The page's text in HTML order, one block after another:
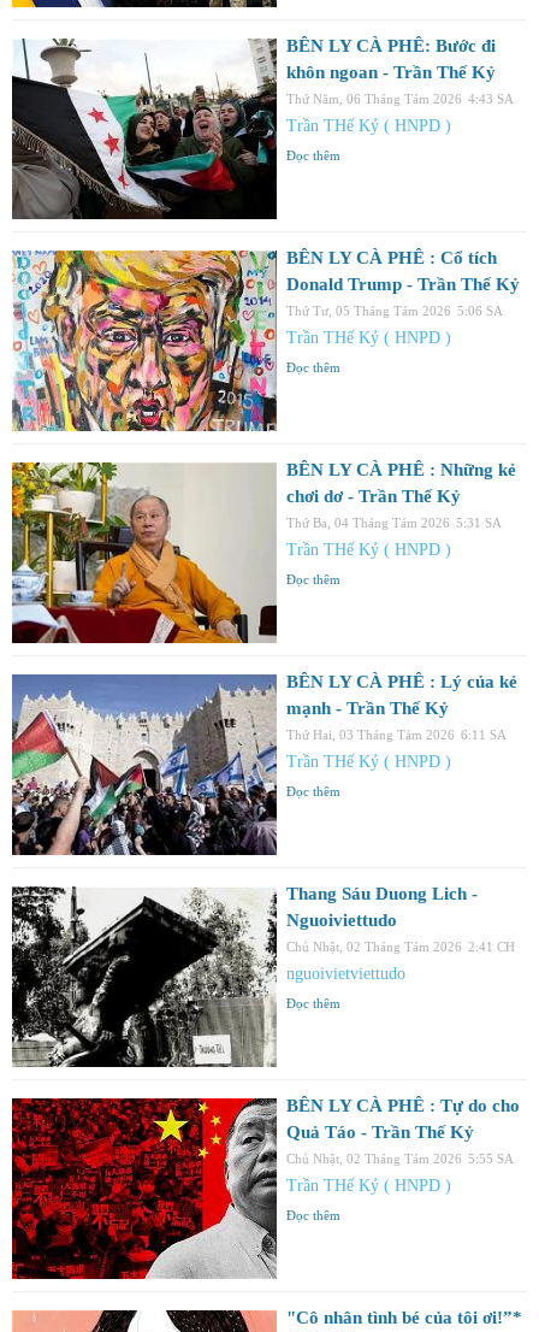
BÊN LY CÀ PHÊ: Bước đi
khôn ngoan - Trần Thế Kỷ
Thứ Năm, 06 Tháng Tám 2026 4:43 SA
Trần THế Kỷ ( HNPD )
Đọc thêm
BÊN LY CÀ PHÊ : Cổ tích
Donald Trump - Trần Thế Kỷ
Thứ Tư, 05 Tháng Tám 2026 5:06 SA
Trần THế Kỷ ( HNPD )
Đọc thêm
BÊN LY CÀ PHÊ : Những kẻ
chơi dơ - Trần Thế Kỷ
Thứ Ba, 04 Tháng Tám 2026 5:31 SA
Trần THế Kỷ ( HNPD )
Đọc thêm
BÊN LY CÀ PHÊ : Lý của kẻ
mạnh - Trần Thế Kỷ
Thứ Hai, 03 Tháng Tám 2026 6:11 SA
Trần THế Kỷ ( HNPD )
Đọc thêm
Thang Sáu Duong Lich -
Nguoiviettudo
Chủ Nhật, 02 Tháng Tám 2026 2:41 CH
nguoivietviettudo
Đọc thêm
BÊN LY CÀ PHÊ : Tự do cho
Quả Táo - Trần Thế Kỷ
Chủ Nhật, 02 Tháng Tám 2026 5:55 SA
Trần THế Kỷ ( HNPD )
Đọc thêm
"Cô nhân tình bé của tôi ơi!”*